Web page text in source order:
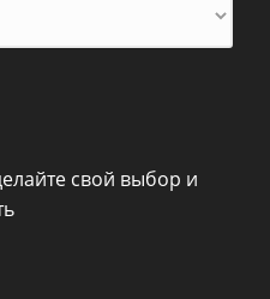
свой выбор и